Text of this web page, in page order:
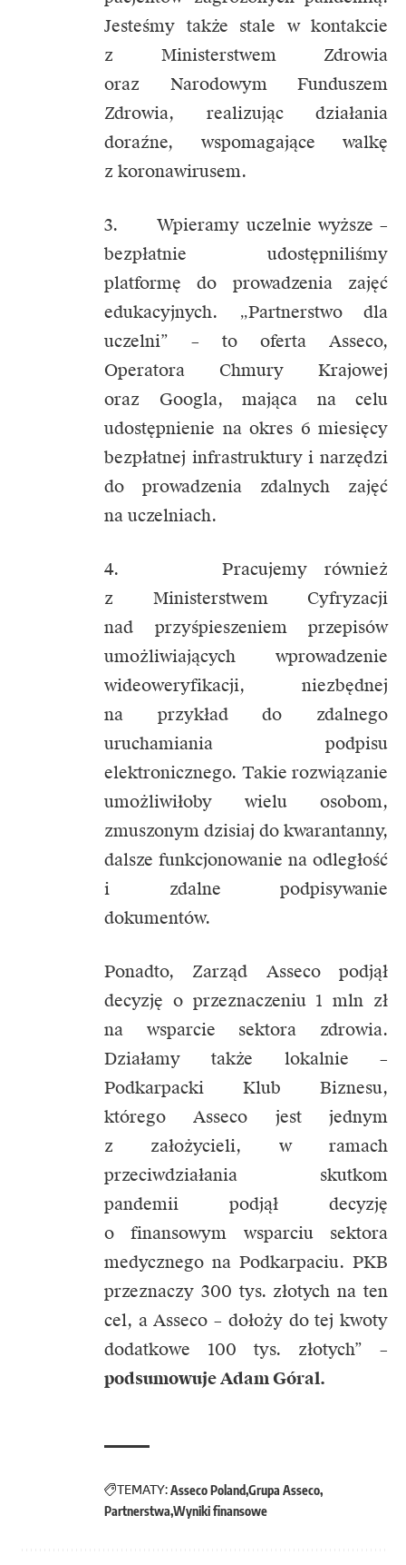
Jesteśmy także stale w kontakcie
z Ministerstwem Zdrowia
oraz Narodowym Funduszem
Zdrowia, realizując działania
doraźne, wspomagające walkę
z koronawirusem.
3. Wpieramy uczelnie wyższe –
bezpłatnie udostępniliśmy
platformę do prowadzenia zajęć
edukacyjnych. „Partnerstwo dla
uczelni” – to oferta Asseco,
Operatora Chmury Krajowej
oraz Googla, mająca na celu
udostępnienie na okres 6 miesięcy
bezpłatnej infrastruktury i narzędzi
do prowadzenia zdalnych zajęć
na uczelniach.
4. Pracujemy również
z Ministerstwem Cyfryzacji
nad przyśpieszeniem przepisów
umożliwiających wprowadzenie
wideoweryfikacji, niezbędnej
na przykład do zdalnego
uruchamiania podpisu
elektronicznego. Takie rozwiązanie
umożliwiłoby wielu osobom,
zmuszonym dzisiaj do kwarantanny,
dalsze funkcjonowanie na odległość
i zdalne podpisywanie
dokumentów.
Ponadto, Zarząd Asseco podjął
decyzję o przeznaczeniu 1 mln zł
na wsparcie sektora zdrowia.
Działamy także lokalnie –
Podkarpacki Klub Biznesu,
którego Asseco jest jednym
z założycieli, w ramach
przeciwdziałania skutkom
pandemii podjął decyzję
o finansowym wsparciu sektora
medycznego na Podkarpaciu. PKB
przeznaczy 300 tys. złotych na ten
cel, a Asseco – dołoży do tej kwoty
dodatkowe 100 tys. złotych” –
podsumowuje Adam Góral.
TEMATY:Asseco Poland Grupa Asseco
Partnerstwa Wyniki finansowe